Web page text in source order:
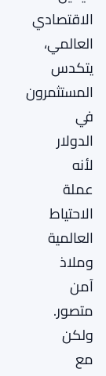
الاقتصادي
العالمي،
يتكدس
المستثمرون
في
الدولار
لأنه
عملة
الاحتياط
العالمية
وملاذ
آمن
متصور.
ولكن
مع